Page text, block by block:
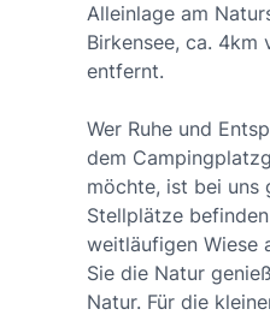
Alleinlage am
Birkensee, ca. 4km
entfernt.
Wer Ruhe und
dem
möchte, ist bei uns
Stellplätze
weitläufigen Wiese
Sie die Natur
Natur. Für die